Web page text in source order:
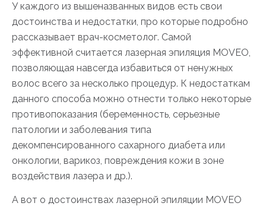
У каждого из вышеназванных видов есть свои
достоинства и недостатки, про которые подробно
рассказывает врач-косметолог. Самой
эффективной считается лазерная эпиляция MOVEO,
позволяющая навсегда избавиться от ненужных
волос всего за несколько процедур. К недостаткам
данного способа можно отнести только некоторые
противопоказания (беременность, серьезные
патологии и заболевания типа
декомпенсированного сахарного диабета или
онкологии, варикоз, повреждения кожи в зоне
воздействия лазера и др.).
А вот о достоинствах лазерной эпиляции MOVEO